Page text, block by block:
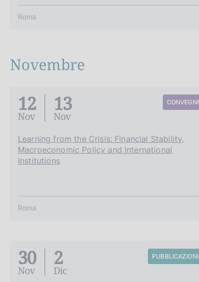
Roma
Novembre
12
Nov
13
Nov
CONVEGNI
Learning from the Crisis: Financial Stability,
Macroeconomic Policy and International
Institutions
Roma
30
Nov
2
Dic
PUBBLICAZIONI